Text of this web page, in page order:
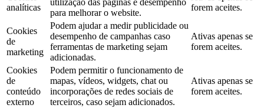
analíticas
utilização das páginas e desempenho
para melhorar o website.
forem aceites.
Cookies
de
marketing
Podem ajudar a medir publicidade ou
desempenho de campanhas caso
ferramentas de marketing sejam
adicionadas.
Ativas apenas se
forem aceites.
Cookies
de
conteúdo
externo
Podem permitir o funcionamento de
mapas, vídeos, widgets, chat ou
incorporações de redes sociais de
terceiros, caso sejam adicionados.
Ativas apenas se
forem aceites.